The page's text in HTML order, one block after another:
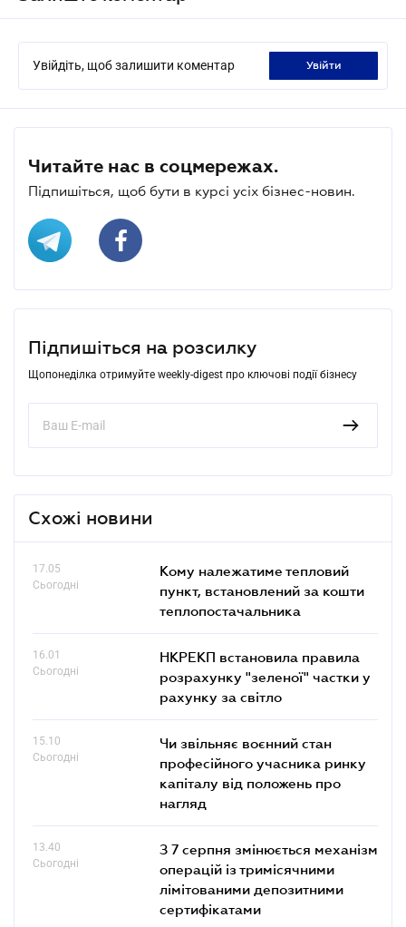
Увійдіть, щоб залишити коментар увійти
Читайте нас в соцмережах.
Підпишіться, щоб бути в курсі усіх бізнес-новин.
Підпишіться на розсилку
Щопонеділка отримуйте weekly-digest про ключові події бізнесу
Схожі новини
17.05
Сьогодні
Кому належатиме тепловий
пункт, встановлений за кошти
теплопостачальника
16.01
Сьогодні
НКРЕКП встановила правила
розрахунку "зеленої" частки у
рахунку за світло
15.10
Сьогодні
Чи звільняє воєнний стан
професійного учасника ринку
капіталу від положень про
нагляд
13.40
Сьогодні
З 7 серпня змінюється механізм
операцій із тримісячними
лімітованими депозитними
сертифікатами